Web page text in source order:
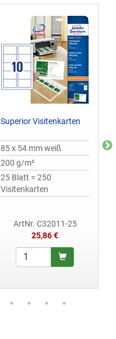
Superior Visitenkarten
85 x 54 mm weiß
200 g/m²
25 Blatt = 250
Visitenkarten
ArtNr. C32011-25
25,86 €